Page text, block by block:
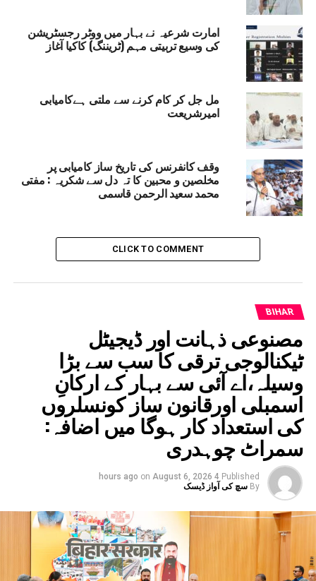
لگا کرخراب کرتے ہیں ،ان پر پہلے سے لگام لگائیں اورامن
وامان قائم رکھنے میں انتظامیہ کی مدد کریں۔
RELATED TOPICS:
MUFTI MUHAMMAD SAEED-UR-REHMAN QASMI
PHULWARI SHARIF NEWS
UP
طلباء کوکرائی جائے گی فری آن لائن کوچنگ :روی
DON'T MISS
AISA کابہار میں ڈومیسائل پالیسی نافذ کرنے کامطالبہ
امارت شرعیہ نے بہار میں ووٹر رجسٹریشن
کی وسیع تربیتی مہم (ٹریننگ) کاکیا آغاز
مل جل کر کام کرنے سے ملتی ہےکامیابی
امیرشریعت
وقف کانفرنس کی تاریخ ساز کامیابی پر
مخلصین و محبین کا تہ دل سے شکریہ : مفتی
محمد سعید الرحمن قاسمی
CLICK TO COMMENT
BIHAR
مصنوعی ذہانت اور ڈیجیٹل
ٹیکنالوجی ترقی کا سب سے بڑا
وسیلہ،اے آئی سے بہار کے ارکانِ
اسمبلی اورقانون ساز کونسلروں
کی استعداد کار ہوگا میں اضافہ:
سمراٹ چوہدری
Published
4 hours ago
on August 6, 2026
By سچ کی آواز ڈیسک